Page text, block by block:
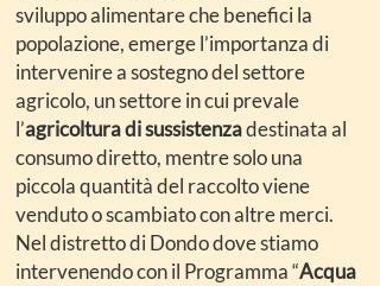
sviluppo alimentare che benefici la
popolazione, emerge l’importanza di
intervenire a sostegno del settore
agricolo, un settore in cui prevale
l’agricoltura di sussistenzadestinata al
consumo diretto, mentre solo una
piccola quantità del raccolto viene
venduto o scambiato con altre merci.
Nel distretto di Dondo dove stiamo
intervenendo con il Programma “Acqua